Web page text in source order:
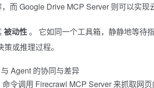
而 Google Drive MCP Server 则可以实现
被动性。 它如同一个工具箱，静静地等待
或推理过程。
命令调用 Firecrawl MCP Server 来抓取网页